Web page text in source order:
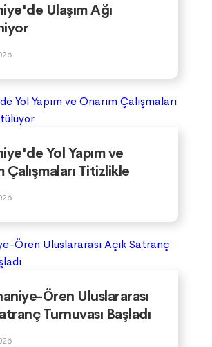
Ulaşım Ağı
Yol Yapım ve
Çalışmaları Titizlikle
Ören Uluslararası
Turnuvası Başladı